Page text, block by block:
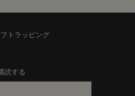
トラッピング
読する